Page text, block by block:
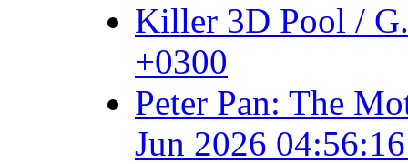
Killer 3D Pool /
+0300
Peter Pan: The
Jun 2026